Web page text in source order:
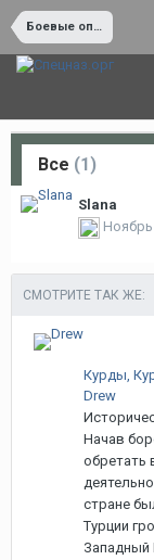
Боевые операции и боевая работа
Все (1)
Slana
Ноябрь
СМОТРИТЕ ТАК ЖЕ:
Курды,
Drew
Начав
обретать
стране
Турции
Западный